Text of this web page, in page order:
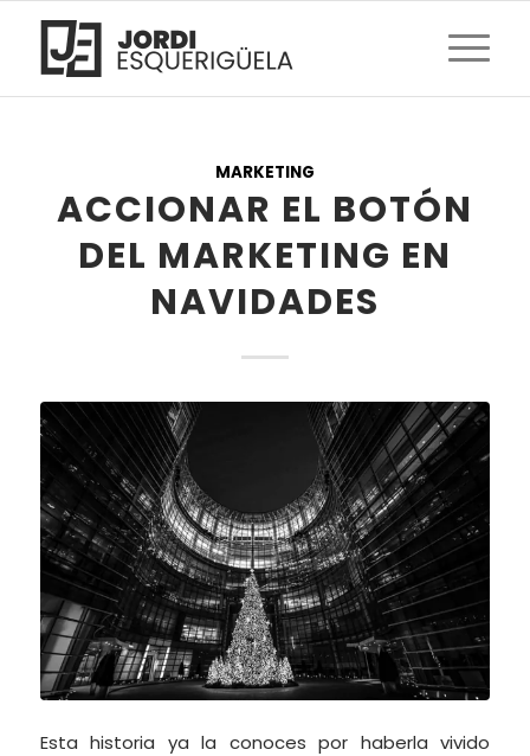
MARKETING
ACCIONAR EL BOTÓN
DEL MARKETING EN
NAVIDADES
Esta historia ya la conoces por haberla vivido